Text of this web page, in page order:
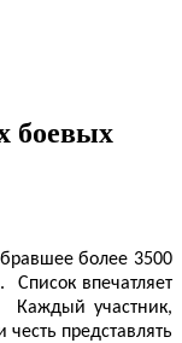
боевых
более 3500
Список впечатляет
Каждый участник,
представлять